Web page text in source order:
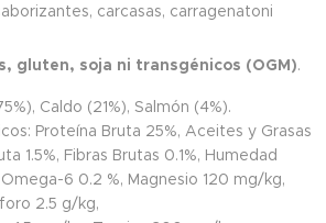
carcasas, carragenatoni
gluten, soja ni transgénicos (OGM).
Caldo (21%), Salmón (4%).
Proteína Bruta 25%, Aceites y Grasas
1.5%, Fibras Brutas 0.1%, Humedad
6 0.2 %, Magnesio 120 mg/kg,
2.5 g/kg,